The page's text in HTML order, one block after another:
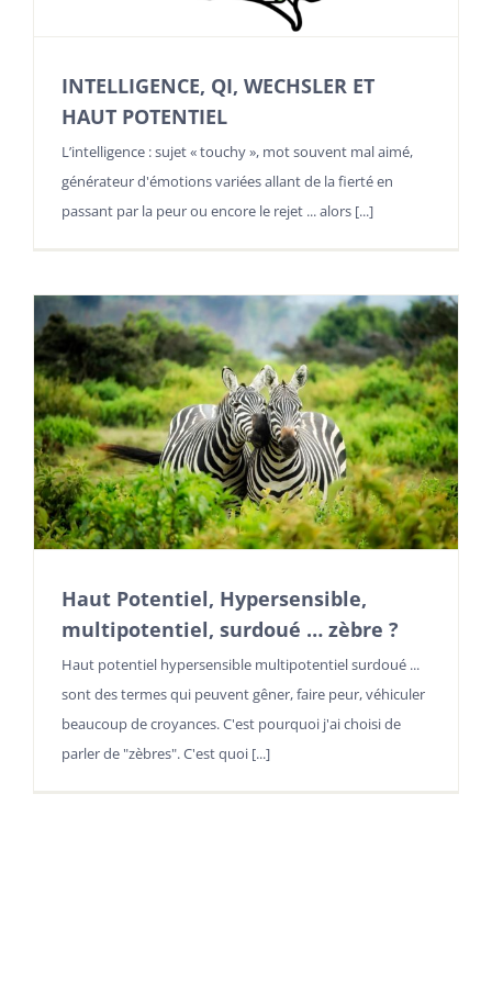
INTELLIGENCE, QI, WECHSLER ET
HAUT POTENTIEL
L’intelligence : sujet « touchy », mot souvent mal aimé,
générateur d'émotions variées allant de la fierté en
passant par la peur ou encore le rejet ... alors [...]
Haut Potentiel, Hypersensible,
multipotentiel, surdoué … zèbre ?
Haut potentiel hypersensible multipotentiel surdoué ...
sont des termes qui peuvent gêner, faire peur, véhiculer
beaucoup de croyances. C'est pourquoi j'ai choisi de
parler de "zèbres". C'est quoi [...]